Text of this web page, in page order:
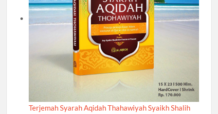
Terjemah Syarah Aqidah Thahawiyah Syaikh Shalih